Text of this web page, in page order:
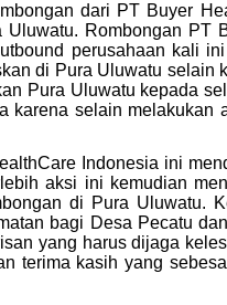
dari PT Buyer
Rombongan
perusahaan kali
di Pura Uluwatu
Pura Uluwatu kepada
selain
Indonesia ini
aksi ini kemudian
di Pura Uluwatu.
bagi Desa Pecatu
yang harus dijaga
terima kasih yang